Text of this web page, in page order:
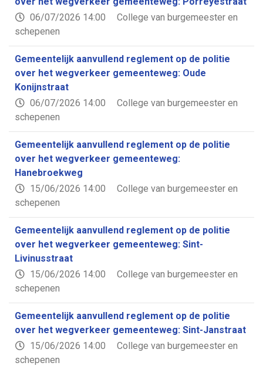
06/07/2026 14:00
College van burgemeester en
schepenen
Gemeentelijk aanvullend reglement op de politie
over het wegverkeer gemeenteweg: Oude
Konijnstraat
06/07/2026 14:00
College van burgemeester en
schepenen
Gemeentelijk aanvullend reglement op de politie
over het wegverkeer gemeenteweg:
Hanebroekweg
15/06/2026 14:00
College van burgemeester en
schepenen
Gemeentelijk aanvullend reglement op de politie
over het wegverkeer gemeenteweg: Sint-
Livinusstraat
15/06/2026 14:00
College van burgemeester en
schepenen
Gemeentelijk aanvullend reglement op de politie
over het wegverkeer gemeenteweg: Sint-Janstraat
15/06/2026 14:00
College van burgemeester en
schepenen